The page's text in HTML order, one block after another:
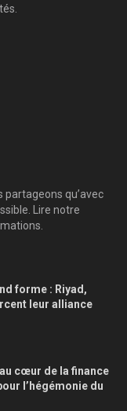
partageons qu’avec
Lire notre
forme : Riyad,
leur alliance
cœur de la finance
l’hégémonie du